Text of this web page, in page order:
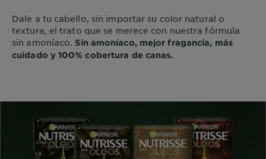
Dale a tu cabello, sin importar su color natural o
textura, el trato que se merece con nuestra fórmula
sin amoníaco. Sin amoníaco, mejor fragancia, más
cuidado y 100% cobertura de canas.